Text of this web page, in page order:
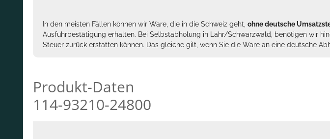
In den meisten Fällen können wir Ware, die in die Schweiz geht, ohne deutsche
Ausfuhrbestätigung erhalten. Bei Selbstabholung in Lahr/Schwarzwald, benötigen wir
Steuer zurück erstatten können. Das gleiche gilt, wenn Sie die Ware an eine deutsche
Produkt-Daten
114-93210-24800